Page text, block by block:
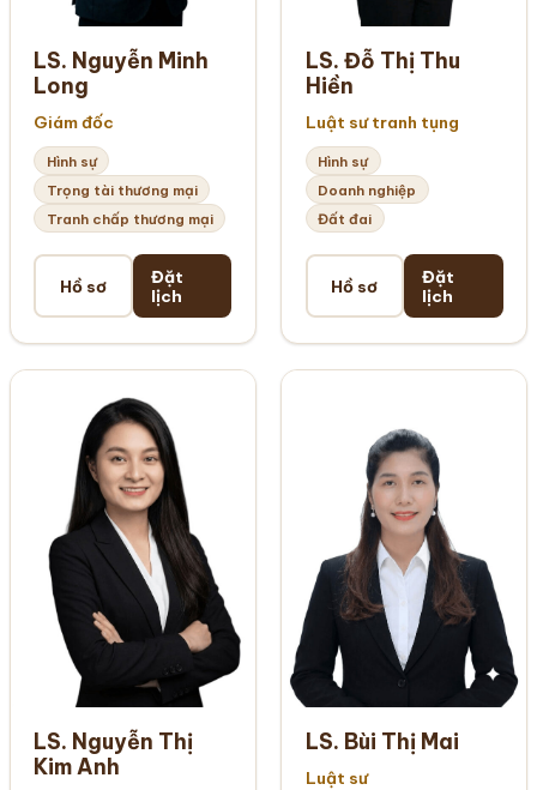
LS. Nguyễn Minh
Long
Giám đốc
Hình sự
Trọng tài thương mại
Tranh chấp thương mại
Hồ sơ
Đặt
lịch
LS. Đỗ Thị Thu
Hiền
Luật sư tranh tụng
Hình sự
Doanh nghiệp
Đất đai
Hồ sơ
Đặt
lịch
LS. Nguyễn Thị
Kim Anh
LS. Bùi Thị Mai
Luật sư